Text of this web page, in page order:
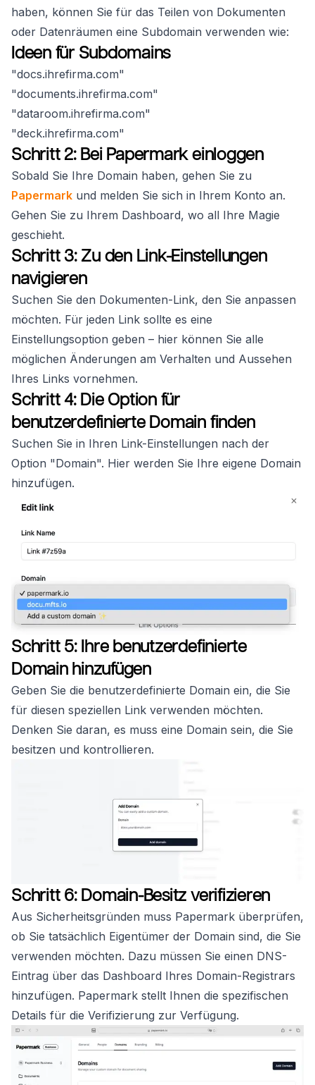
haben, können Sie für das Teilen von Dokumenten
oder Datenräumen eine Subdomain verwenden wie:
Ideen für Subdomains
"docs.ihrefirma.com"
"documents.ihrefirma.com"
"dataroom.ihrefirma.com"
"deck.ihrefirma.com"
Schritt 2: Bei Papermark einloggen
Sobald Sie Ihre Domain haben, gehen Sie zu
Papermark und melden Sie sich in Ihrem Konto an.
Gehen Sie zu Ihrem Dashboard, wo all Ihre Magie
geschieht.
Schritt 3: Zu den Link-Einstellungen
navigieren
Suchen Sie den Dokumenten-Link, den Sie anpassen
möchten. Für jeden Link sollte es eine
Einstellungsoption geben – hier können Sie alle
möglichen Änderungen am Verhalten und Aussehen
Ihres Links vornehmen.
Schritt 4: Die Option für
benutzerdefinierte Domain finden
Suchen Sie in Ihren Link-Einstellungen nach der
Option "Domain". Hier werden Sie Ihre eigene Domain
hinzufügen.
Schritt 5: Ihre benutzerdefinierte
Domain hinzufügen
Geben Sie die benutzerdefinierte Domain ein, die Sie
für diesen speziellen Link verwenden möchten.
Denken Sie daran, es muss eine Domain sein, die Sie
besitzen und kontrollieren.
Schritt 6: Domain-Besitz verifizieren
Aus Sicherheitsgründen muss Papermark überprüfen,
ob Sie tatsächlich Eigentümer der Domain sind, die Sie
verwenden möchten. Dazu müssen Sie einen DNS-
Eintrag über das Dashboard Ihres Domain-Registrars
hinzufügen. Papermark stellt Ihnen die spezifischen
Details für die Verifizierung zur Verfügung.